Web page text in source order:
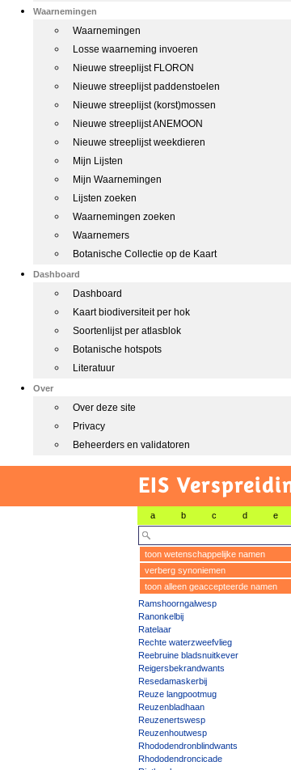
Waarnemingen
Waarnemingen
Losse waarneming invoeren
Nieuwe streeplijst FLORON
Nieuwe streeplijst paddenstoelen
Nieuwe streeplijst (korst)mossen
Nieuwe streeplijst ANEMOON
Nieuwe streeplijst weekdieren
Mijn Lijsten
Mijn Waarnemingen
Lijsten zoeken
Waarnemingen zoeken
Waarnemers
Botanische Collectie op de Kaart
Dashboard
Dashboard
Kaart biodiversiteit per hok
Soortenlijst per atlasblok
Botanische hotspots
Literatuur
Over
Over deze site
Privacy
Beheerders en validatoren
EIS
a b c d e
toon wetenschappelijke namen
verberg synoniemen
toon alleen geaccepteerde namen
Ramshoorngalwesp
Ranonkelbij
Ratelaar
Rechte waterzweefvlieg
Reebruine bladsnuitkever
Reigersbekrandwants
Resedamaskerbij
Reuze langpootmug
Reuzenbladhaan
Reuzenertswesp
Reuzenhoutwesp
Rhododendronblindwants
Rhododendroncicade